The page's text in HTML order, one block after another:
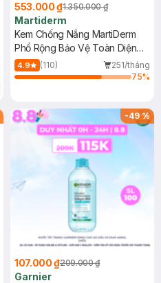
553.000 ₫1.350.000 ₫
Martiderm
Kem Chống Nắng MartiDerm
Phổ Rộng Bảo Vệ Toàn Diện
40ml
4.9 (110)
251/tháng
75%
-49%
107.000 ₫209.000 ₫
Garnier